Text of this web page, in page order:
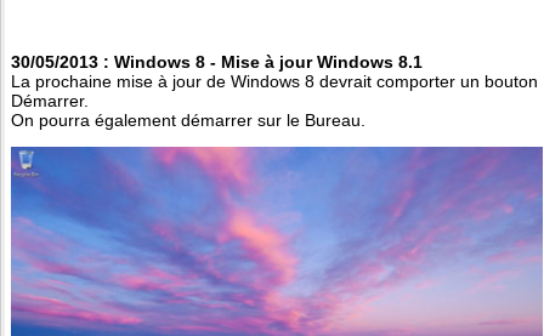
30/05/2013 : Windows 8 - Mise à jour Windows 8.1
La prochaine mise à jour de Windows 8 devrait comporter un bouton
Démarrer.
On pourra également démarrer sur le Bureau.